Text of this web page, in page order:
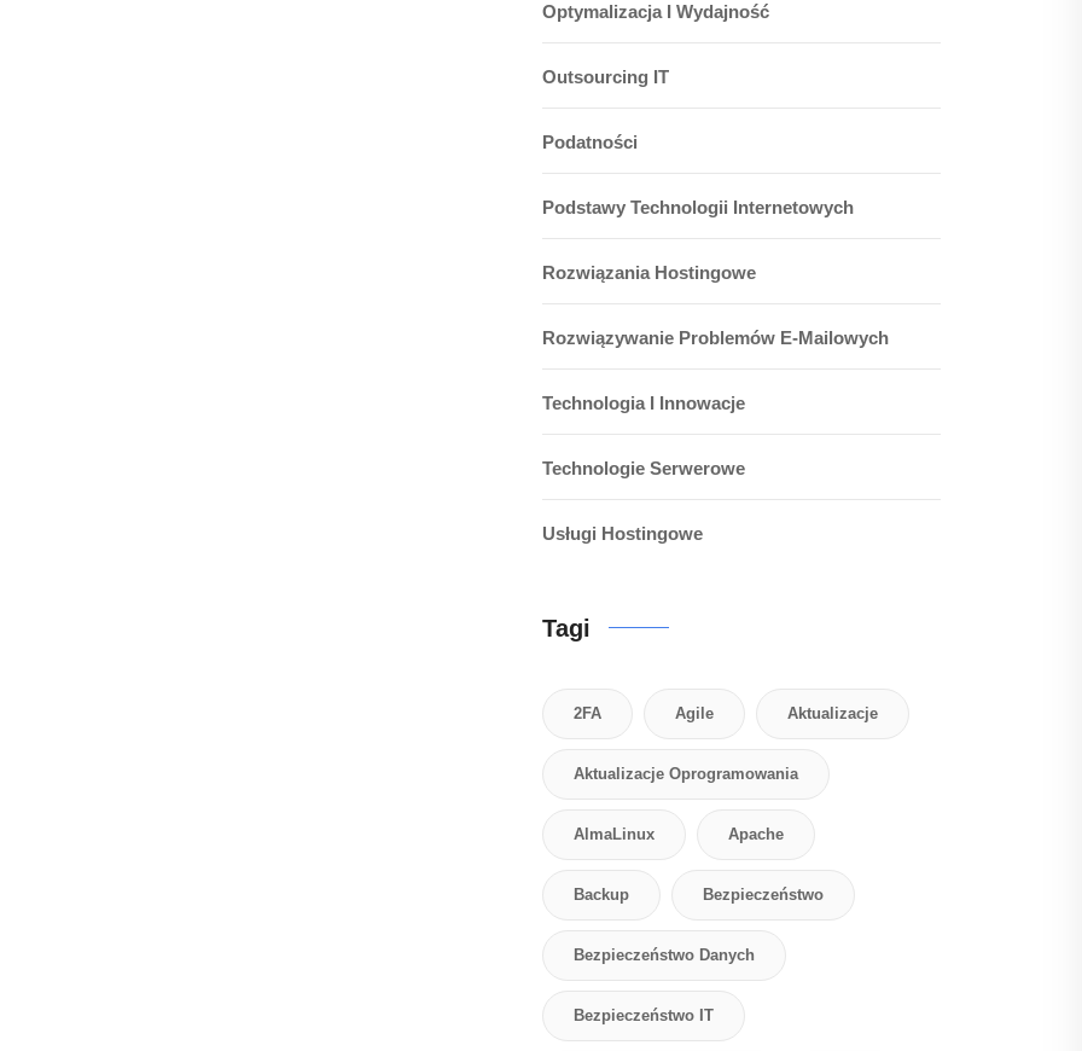
Optymalizacja I Wydajność
Outsourcing IT
Podatności
Podstawy Technologii Internetowych
Rozwiązania Hostingowe
Rozwiązywanie Problemów E-Mailowych
Technologia I Innowacje
Technologie Serwerowe
Usługi Hostingowe
Tagi
2FA Agile Aktualizacje
Aktualizacje Oprogramowania
AlmaLinux Apache
Backup Bezpieczeństwo
Bezpieczeństwo Danych
Bezpieczeństwo IT